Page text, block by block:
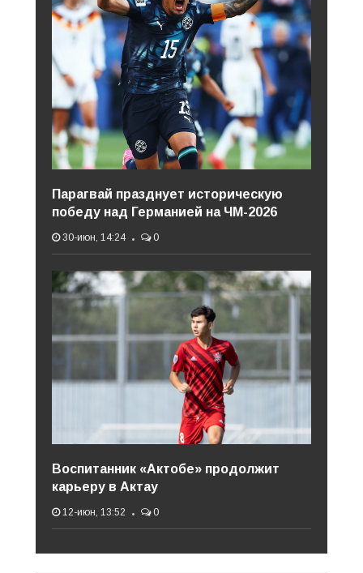
Парагвай празднует историческую
победу над Германией на ЧМ-2026
30-июн, 14:24 0
Воспитанник «Актобе» продолжит
карьеру в Актау
12-июн, 13:52 0